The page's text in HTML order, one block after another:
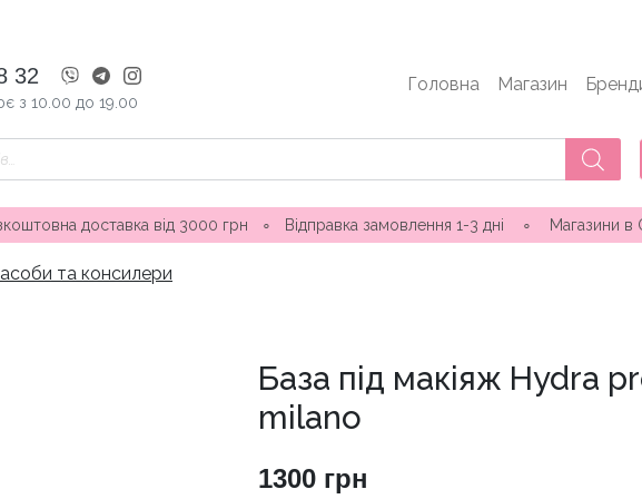
32
з 10.00 до 19.00
Головна Магазин
від 3000 грн ∘Відправка замовлення 1-3 дні ∘ Магазини в Одесі:
та консилери
База під макіяж Hydra
milano
1300 грн